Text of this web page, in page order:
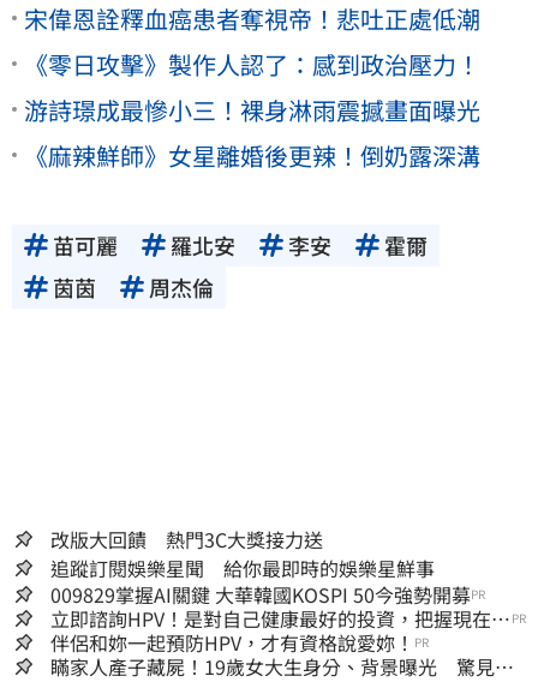
宋偉恩詮釋血癌患者奪視帝！悲吐正處低潮
《零日攻擊》製作人認了：感到政治壓力！
游詩璟成最慘小三！裸身淋雨震撼畫面曝光
《麻辣鮮師》女星離婚後更辣！倒奶露深溝
苗可麗 羅北安 李安
霍爾
茵茵
周杰倫
改版大回饋 熱門3C大獎接力送
追蹤訂閱娛樂星聞 給你最即時的娛樂星鮮事
009829掌握AI關鍵 大華韓國KOSPI 50今強勢開募PR
立即諮詢HPV！是對自己健康最好的投資，把握現在不
嫌晚！
PR
伴侶和妳一起預防HPV，才有資格說愛妳！ PR
瞞家人產子藏屍！19歲女大生身分、背景曝光 驚見